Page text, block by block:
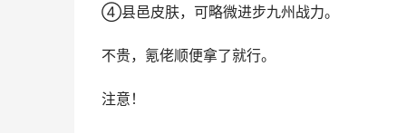
④县邑皮肤，可略微进步九州战力。
不贵，氪佬顺便拿了就行。
注意！